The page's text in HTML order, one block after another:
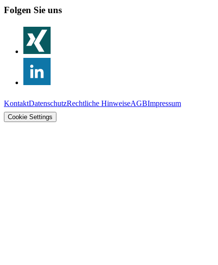
Folgen Sie uns
KontaktDatenschutzRechtliche HinweiseAGBImpressum
Cookie Settings